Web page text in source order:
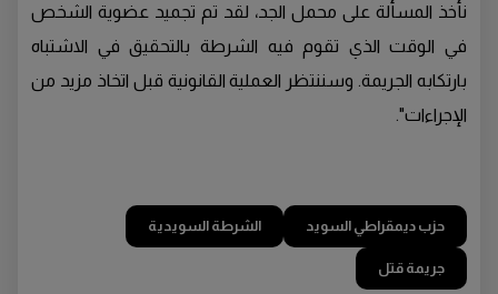
نأخذ المسألة على محمل الجد، لقد تم تجميد عضوية الشخص
في الوقت الذي تقوم فيه الشرطة بالتحقيق في الاشتباه
بارتكابه الجريمة. وسننتظر العملية القانونية قبل اتخاذ مزيد من
الإجراءات".
حزب ديمقراطي السويد الشرطة السويدية
جريمة قتل